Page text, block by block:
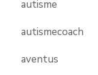
autisme
autismecoach
aventus